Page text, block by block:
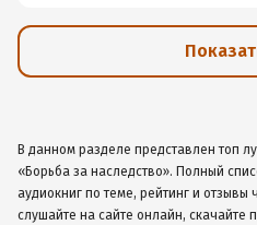
В данном разделе представлен топ
«Борьба за наследство». Полный
аудиокниг по теме, рейтинг и отзывы
слушайте на сайте онлайн, скачайте